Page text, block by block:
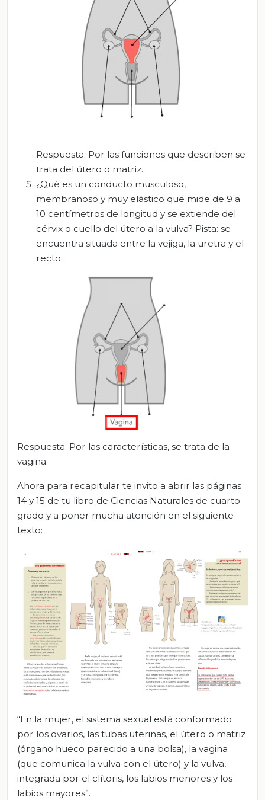
Respuesta: Por las funciones que describen se
trata del útero o matriz.
¿Qué es un conducto musculoso,
membranoso y muy elástico que mide de 9 a
10 centímetros de longitud y se extiende del
cérvix o cuello del útero a la vulva? Pista: se
encuentra situada entre la vejiga, la uretra y el
recto.
Respuesta: Por las características, se trata de la
vagina.
Ahora para recapitular te invito a abrir las páginas
14 y 15 de tu libro de Ciencias Naturales de cuarto
grado y a poner mucha atención en el siguiente
texto:
“En la mujer, el sistema sexual está conformado
por los ovarios, las tubas uterinas, el útero o matriz
(órgano hueco parecido a una bolsa), la vagina
(que comunica la vulva con el útero) y la vulva,
integrada por el clítoris, los labios menores y los
labios mayores”.